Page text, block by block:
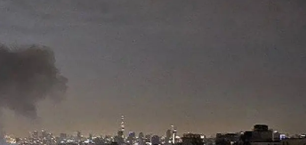
Nevşehir
Niğde